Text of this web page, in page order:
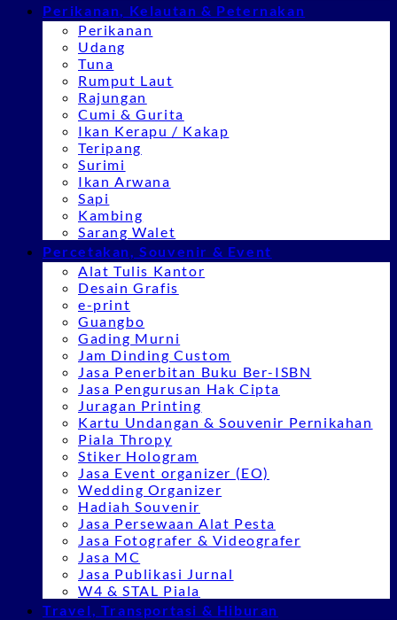
Perikanan, Kelautan & Peternakan
Perikanan
Udang
Tuna
Rumput Laut
Rajungan
Cumi & Gurita
Ikan Kerapu / Kakap
Teripang
Surimi
Ikan Arwana
Sapi
Kambing
Sarang Walet
Percetakan, Souvenir & Event
Alat Tulis Kantor
Desain Grafis
e-print
Guangbo
Gading Murni
Jam Dinding Custom
Jasa Penerbitan Buku Ber-ISBN
Jasa Pengurusan Hak Cipta
Juragan Printing
Kartu Undangan & Souvenir Pernikahan
Piala Thropy
Stiker Hologram
Jasa Event organizer (EO)
Wedding Organizer
Hadiah Souvenir
Jasa Persewaan Alat Pesta
Jasa Fotografer & Videografer
Jasa MC
Jasa Publikasi Jurnal
W4 & STAL Piala
Travel, Transportasi & Hiburan